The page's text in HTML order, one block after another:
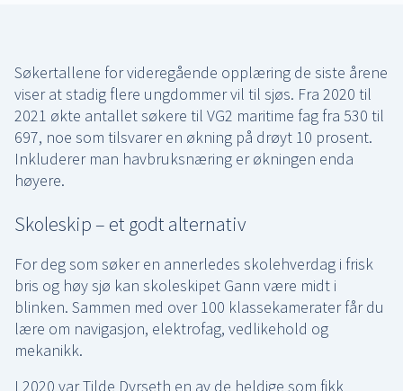
Søkertallene for videregående opplæring de siste årene
viser at stadig flere ungdommer vil til sjøs. Fra 2020 til
2021 økte antallet søkere til VG2 maritime fag fra 530 til
697, noe som tilsvarer en økning på drøyt 10 prosent.
Inkluderer man havbruksnæring er økningen enda
høyere.
Skoleskip – et godt alternativ
For deg som søker en annerledes skolehverdag i frisk
bris og høy sjø kan skoleskipet Gann være midt i
blinken. Sammen med over 100 klassekamerater får du
lære om navigasjon, elektrofag, vedlikehold og
mekanikk.
I 2020 var Tilde Dyrseth en av de heldige som fikk